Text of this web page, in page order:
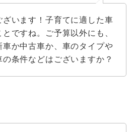
います！子育てに適した車
ですね。ご予算以外にも、
車か中古車か、車のタイプや
条件などはございますか？